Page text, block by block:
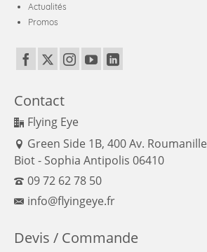
Actualités
Promos
Contact
Flying Eye
Green Side 1B, 400 Av. Roumanille
Biot - Sophia Antipolis 06410
09 72 62 78 50
info@flyingeye.fr
Devis / Commande